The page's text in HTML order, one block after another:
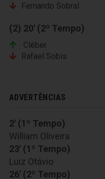
Fernando Sobral
(2) 20' (2º Tempo)
Cléber
Rafael Sobis
ADVERTÊNCIAS
2' (1º Tempo)
William Oliveira
23' (1º Tempo)
Luiz Otávio
26' (2º Tempo)